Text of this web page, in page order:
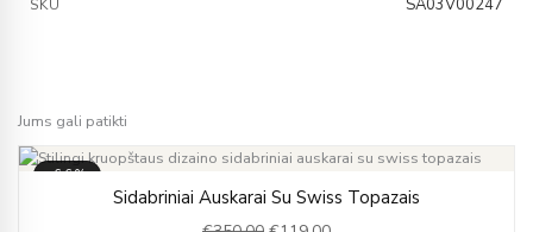
SKU SA03V00247
Jums gali patikti
-66%
Sidabriniai Auskarai Su Swiss Topazais
price
price